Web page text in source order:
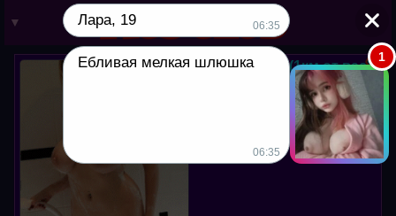
▼
Юля, 38 лет. (1км от вас)
Мой вотсапп в профиле. Хочу
куни, пишите!
Лара, 19 06:35
Ебливая мелкая шлюшка
06:35
1